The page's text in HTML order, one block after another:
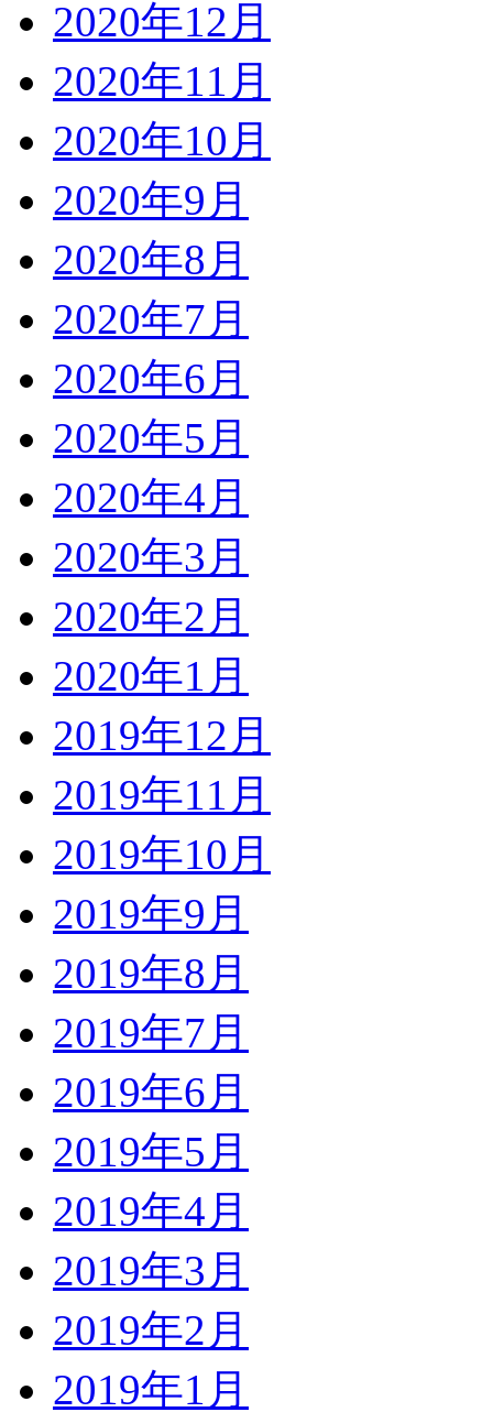
2020年12月
2020年11月
2020年10月
2020年9月
2020年8月
2020年7月
2020年6月
2020年5月
2020年4月
2020年3月
2020年2月
2020年1月
2019年12月
2019年11月
2019年10月
2019年9月
2019年8月
2019年7月
2019年6月
2019年5月
2019年4月
2019年3月
2019年2月
2019年1月